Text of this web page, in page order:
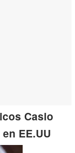
Casio
EE.UU